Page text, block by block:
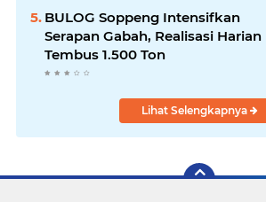
BULOG Soppeng Intensifkan
Serapan Gabah, Realisasi Harian
Tembus 1.500 Ton
Lihat Selengkapnya